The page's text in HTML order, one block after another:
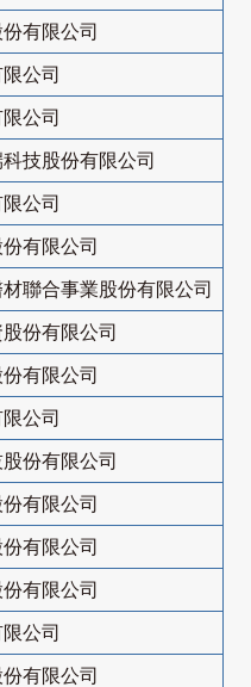
有限公司
公司
公司
技股份有限公司
公司
有限公司
聯合事業股份有限公司
份有限公司
有限公司
公司
份有限公司
有限公司
有限公司
有限公司
公司
有限公司